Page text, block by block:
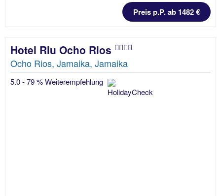
Preis p.P. ab 1482 €
Hotel Riu Ocho Rios
Ocho Rios, Jamaika, Jamaika
5.0 - 79 % Weiterempfehlung